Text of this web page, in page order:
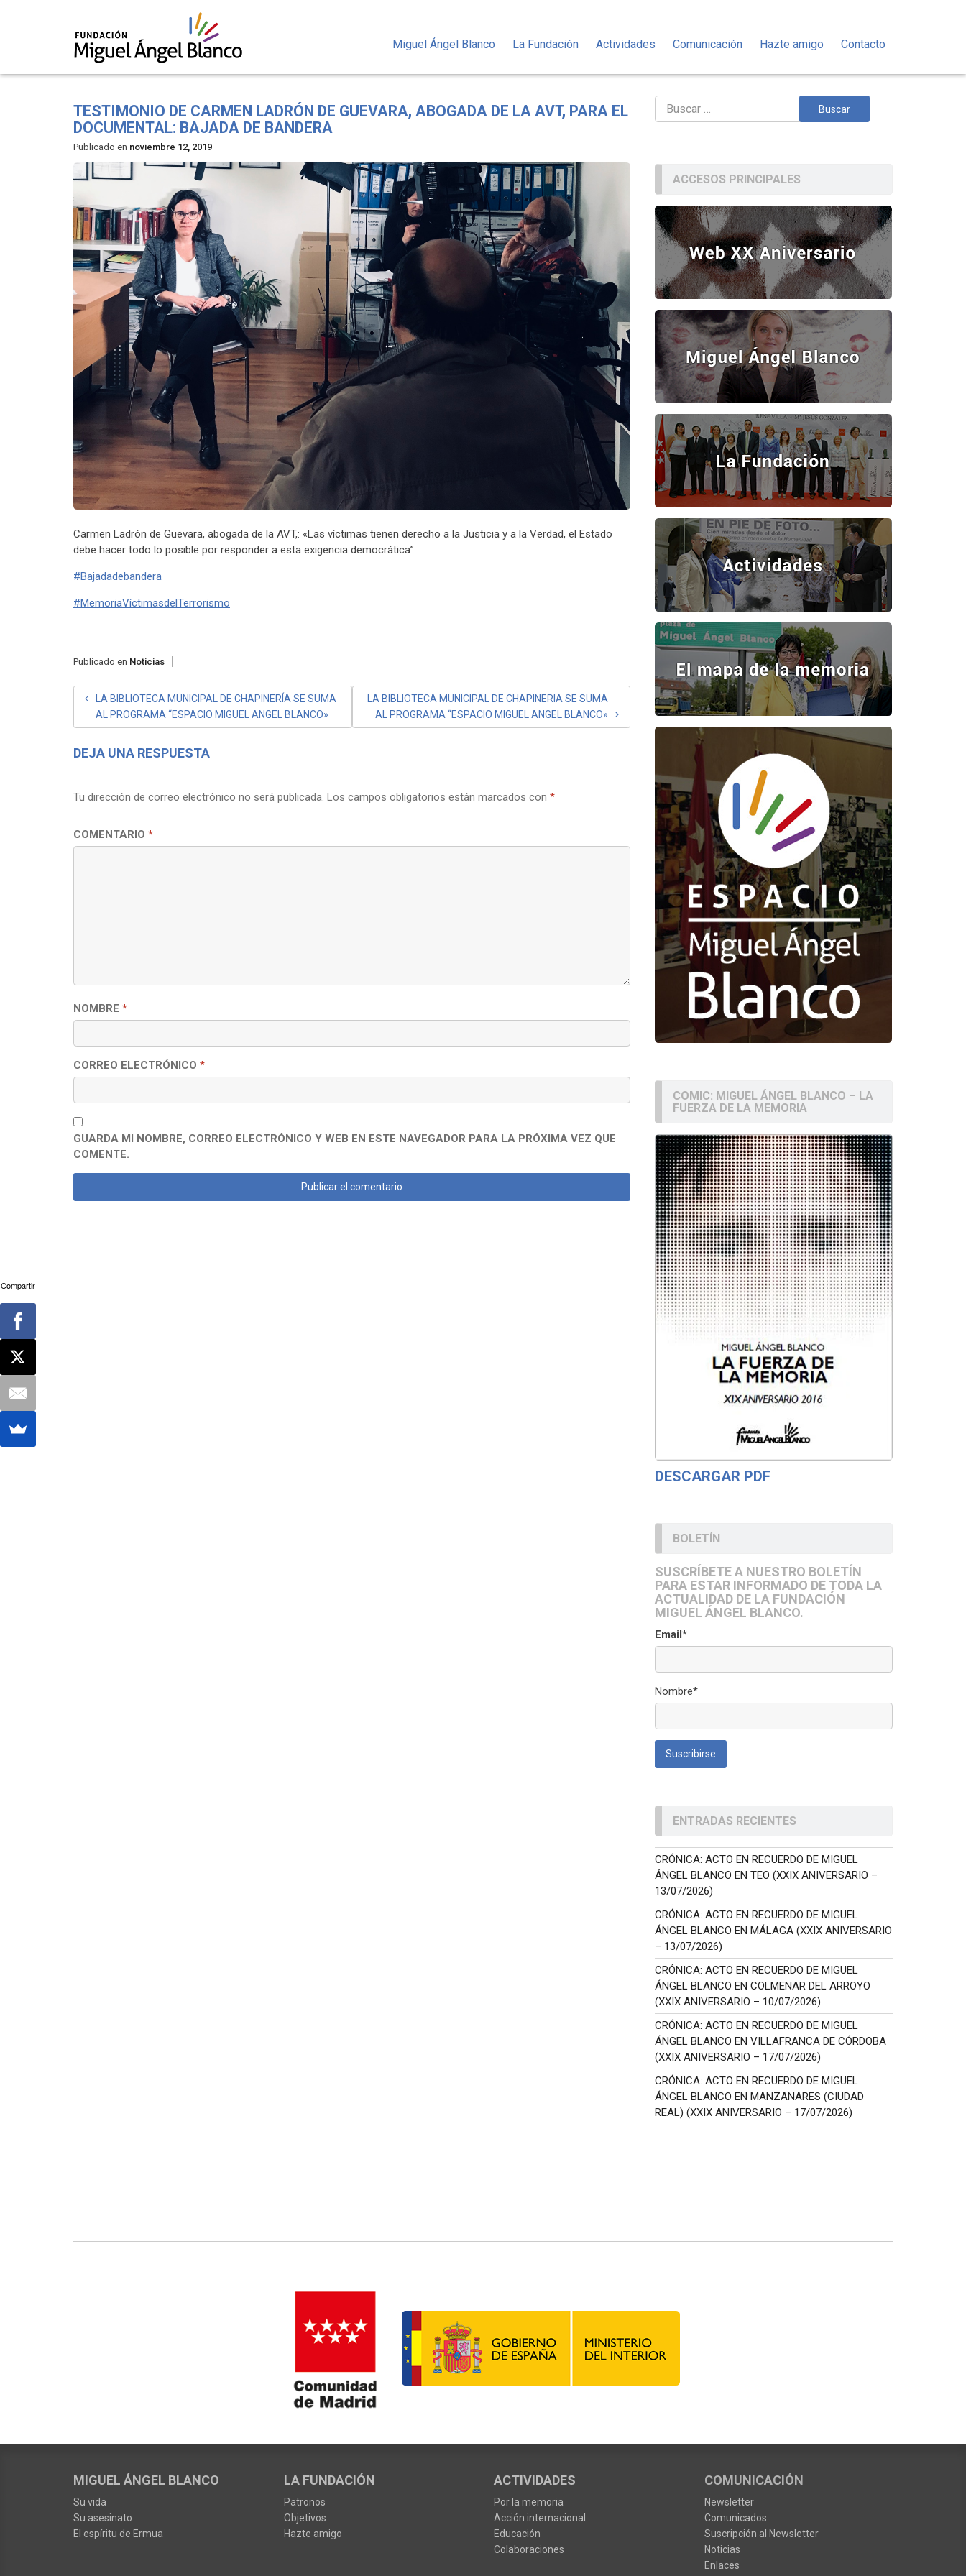
Miguel Ángel Blanco La Fundación Actividades Comunicación Hazte amigo Contacto
TESTIMONIO DE CARMEN LADRÓN DE GUEVARA, ABOGADA DE LA AVT, PARA EL
DOCUMENTAL: BAJADA DE BANDERA
Publicado en noviembre 12, 2019
Carmen Ladrón de Guevara, abogada de la AVT,: «Las víctimas tienen derecho a la Justicia y a la Verdad, el Estado
debe hacer todo lo posible por responder a esta exigencia democrática”.
#Bajadadebandera
#MemoriaVíctimasdelTerrorismo
Publicado en Noticias
NAVEGACIÓN
DE
ENTRADAS
LA BIBLIOTECA MUNICIPAL DE CHAPINERÍA SE SUMA
AL PROGRAMA “ESPACIO MIGUEL ANGEL BLANCO»
LA BIBLIOTECA MUNICIPAL DE CHAPINERIA SE SUMA
AL PROGRAMA “ESPACIO MIGUEL ANGEL BLANCO»
DEJA UNA RESPUESTA
Tu dirección de correo electrónico no será publicada. Los campos obligatorios están marcados con *
COMENTARIO *
NOMBRE *
CORREO ELECTRÓNICO *
GUARDA MI NOMBRE, CORREO ELECTRÓNICO Y WEB EN ESTE NAVEGADOR PARA LA PRÓXIMA VEZ QUE
COMENTE.
Buscar:
ACCESOS PRINCIPALES
COMIC: MIGUEL ÁNGEL BLANCO – LA
FUERZA DE LA MEMORIA
DESCARGAR PDF
BOLETÍN
SUSCRÍBETE A NUESTRO BOLETÍN
PARA ESTAR INFORMADO DE TODA LA
ACTUALIDAD DE LA FUNDACIÓN
MIGUEL ÁNGEL BLANCO.
Email*
Nombre*
ENTRADAS RECIENTES
CRÓNICA: ACTO EN RECUERDO DE MIGUEL
ÁNGEL BLANCO EN TEO (XXIX ANIVERSARIO –
13/07/2026)
CRÓNICA: ACTO EN RECUERDO DE MIGUEL
ÁNGEL BLANCO EN MÁLAGA (XXIX ANIVERSARIO
– 13/07/2026)
CRÓNICA: ACTO EN RECUERDO DE MIGUEL
ÁNGEL BLANCO EN COLMENAR DEL ARROYO
(XXIX ANIVERSARIO – 10/07/2026)
CRÓNICA: ACTO EN RECUERDO DE MIGUEL
ÁNGEL BLANCO EN VILLAFRANCA DE CÓRDOBA
(XXIX ANIVERSARIO – 17/07/2026)
CRÓNICA: ACTO EN RECUERDO DE MIGUEL
ÁNGEL BLANCO EN MANZANARES (CIUDAD
REAL) (XXIX ANIVERSARIO – 17/07/2026)
MIGUEL ÁNGEL BLANCO
Su vida
Su asesinato
El espíritu de Ermua
LA FUNDACIÓN
Patronos
Objetivos
Hazte amigo
ACTIVIDADES
Por la memoria
Acción internacional
Educación
Colaboraciones
COMUNICACIÓN
Newsletter
Comunicados
Suscripción al Newsletter
Noticias
Enlaces
Compartir